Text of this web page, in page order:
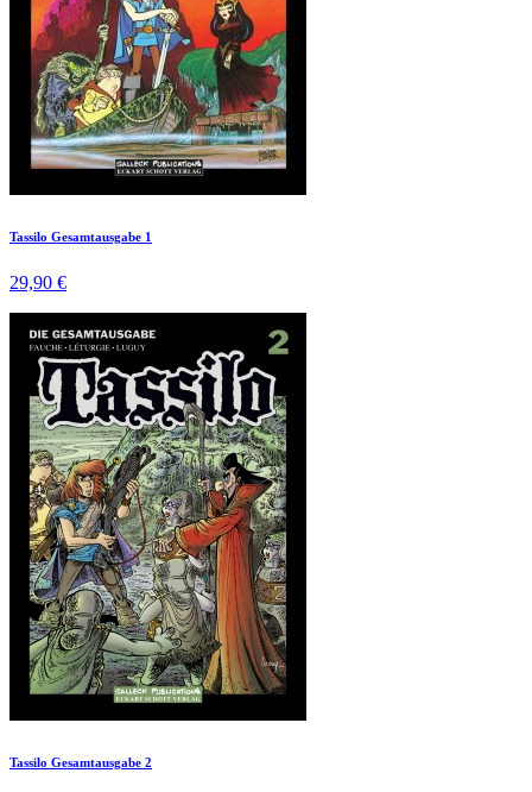
Tassilo Gesamtausgabe 1
29,90 €
Tassilo Gesamtausgabe 2